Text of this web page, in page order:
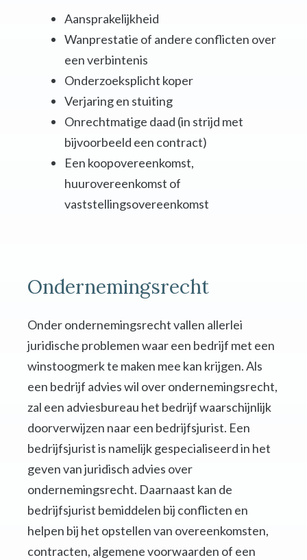
Aansprakelijkheid
Wanprestatie of andere conflicten over
een verbintenis
Onderzoeksplicht koper
Verjaring en stuiting
Onrechtmatige daad (in strijd met
bijvoorbeeld een contract)
Een koopovereenkomst,
huurovereenkomst of
vaststellingsovereenkomst
Ondernemingsrecht
Onder ondernemingsrecht vallen allerlei
juridische problemen waar een bedrijf met een
winstoogmerk te maken mee kan krijgen. Als
een bedrijf advies wil over ondernemingsrecht,
zal een adviesbureau het bedrijf waarschijnlijk
doorverwijzen naar een bedrijfsjurist. Een
bedrijfsjurist is namelijk gespecialiseerd in het
geven van juridisch advies over
ondernemingsrecht. Daarnaast kan de
bedrijfsjurist bemiddelen bij conflicten en
helpen bij het opstellen van overeenkomsten,
contracten, algemene voorwaarden of een